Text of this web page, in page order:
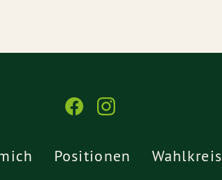
Positionen Wahlkreis